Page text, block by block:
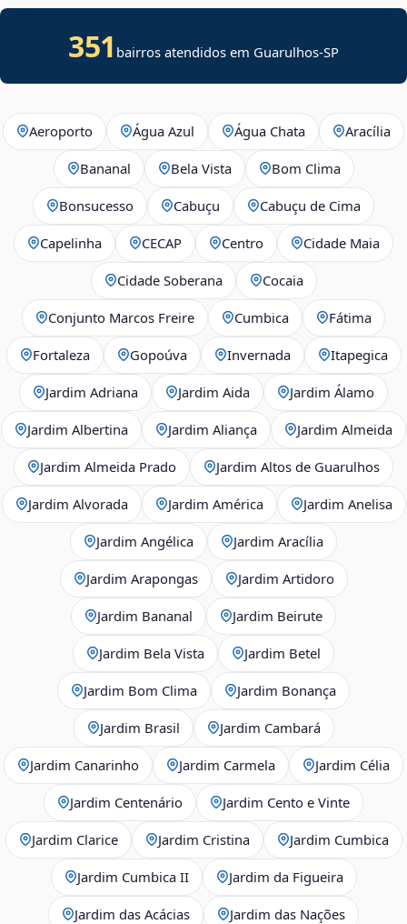
351 bairros atendidos em Guarulhos-SP
Aeroporto Água Azul Água Chata Aracília
Bananal Bela Vista Bom Clima
Bonsucesso Cabuçu Cabuçu de Cima
Capelinha CECAP Centro Cidade Maia
Cidade Soberana Cocaia
Conjunto Marcos Freire Cumbica Fátima
Fortaleza Gopoúva Invernada Itapegica
Jardim Adriana Jardim Aida Jardim Álamo
Jardim Albertina Jardim Aliança Jardim Almeida
Jardim Almeida Prado Jardim Altos de Guarulhos
Jardim Alvorada Jardim América Jardim Anelisa
Jardim Angélica Jardim Aracília
Jardim Arapongas Jardim Artidoro
Jardim Bananal Jardim Beirute
Jardim Bela Vista Jardim Betel
Jardim Bom Clima Jardim Bonança
Jardim Brasil Jardim Cambará
Jardim Canarinho Jardim Carmela Jardim Célia
Jardim Centenário Jardim Cento e Vinte
Jardim Clarice Jardim Cristina Jardim Cumbica
Jardim Cumbica II Jardim da Figueira
Jardim das Acácias Jardim das Nações